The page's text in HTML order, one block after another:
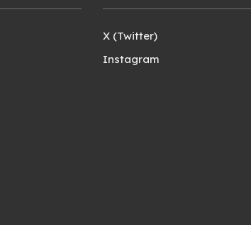
X (Twitter)
Instagram